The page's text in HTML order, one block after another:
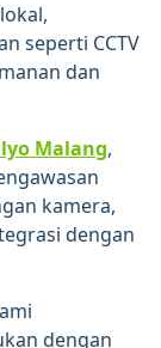
seperti CCTV
dan
Malang,
kamera,
dengan
dengan